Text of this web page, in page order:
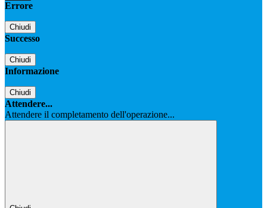
Errore
Chiudi
Successo
Chiudi
Informazione
Chiudi
Attendere...
Attendere il completamento dell'operazione...